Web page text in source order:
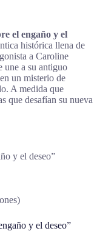
el engaño y el
histórica llena de
a Caroline
une a su antiguo
un misterio de
A medida que
que desafían su nueva
y el deseo”
y el deseo”